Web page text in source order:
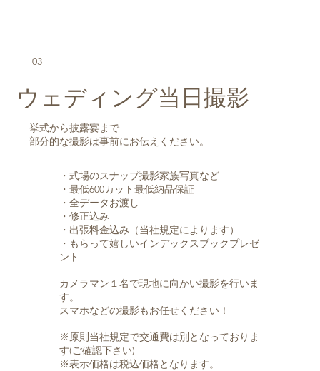
03
ウェディング当日撮影
・式場のスナップ撮影家族写真など
・最低600カット最低納品保証
・全データお渡し
・修正込み
・出張料金込み（当社規定によります）
・もらって嬉しいインデックスブックプレゼ
ント
カメラマン１名で現地に向かい撮影を行いま
す。
スマホなどの撮影もお任せください！
※原則当社規定で交通費は別となっておりま
す(ご確認下さい)
※表示価格は税込価格となります。
挙式から披露宴まで
​部分的な撮影は事前にお伝えください。